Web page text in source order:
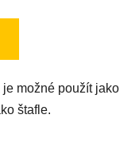
možné použít jako
štafle.